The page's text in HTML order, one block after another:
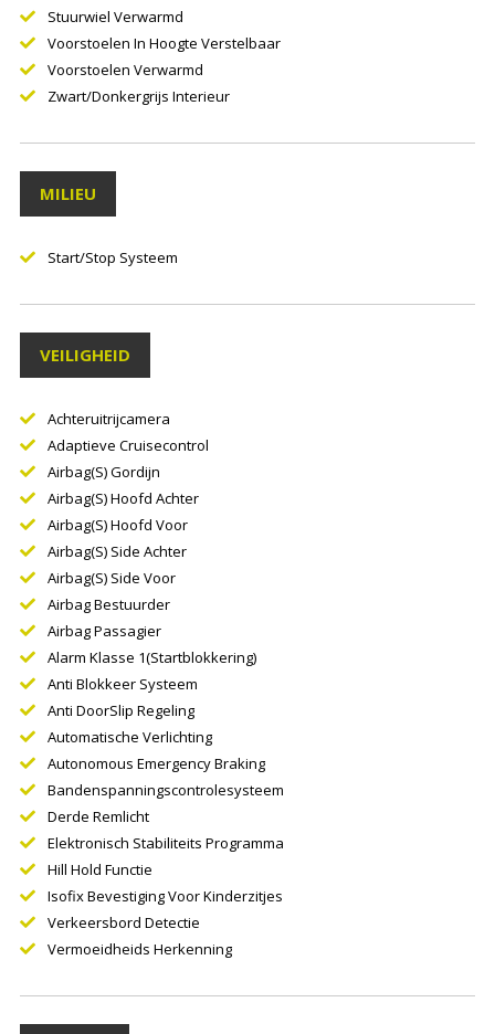
Stuurwiel Verwarmd
Voorstoelen In Hoogte Verstelbaar
Voorstoelen Verwarmd
Zwart/donkergrijs Interieur
MILIEU
Start/stop Systeem
VEILIGHEID
Achteruitrijcamera
Adaptieve Cruisecontrol
Airbag(s) Gordijn
Airbag(s) Hoofd Achter
Airbag(s) Hoofd Voor
Airbag(s) Side Achter
Airbag(s) Side Voor
Airbag Bestuurder
Airbag Passagier
Alarm Klasse 1(startblokkering)
Anti Blokkeer Systeem
Anti DoorSlip Regeling
Automatische Verlichting
Autonomous Emergency Braking
Bandenspanningscontrolesysteem
Derde Remlicht
Elektronisch Stabiliteits Programma
Hill Hold Functie
Isofix Bevestiging Voor Kinderzitjes
Verkeersbord Detectie
Vermoeidheids Herkenning